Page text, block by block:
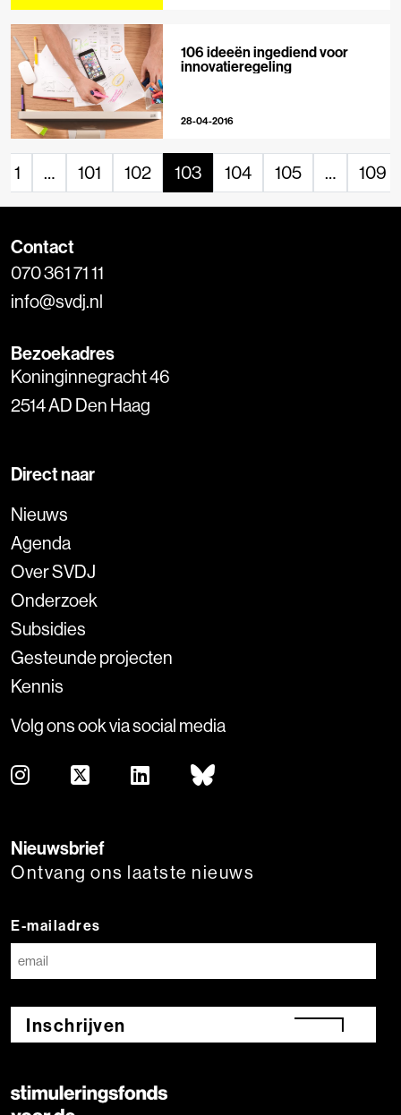
106 ideeën ingediend voor
innovatieregeling
28-04-2016
1 … 101 102 103 104 105 … 109
Contact
070 361 71 11
info@svdj.nl
Bezoekadres
Koninginnegracht 46
2514 AD Den Haag
Direct naar
Nieuws
Agenda
Over SVDJ
Onderzoek
Subsidies
Gesteunde projecten
Kennis
Volg ons ook via social media
Nieuwsbrief
Ontvang ons laatste nieuws
E-mailadres
Inschrijven